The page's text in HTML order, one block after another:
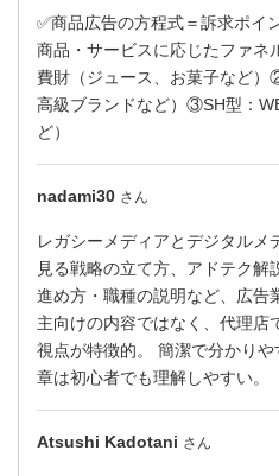
✅商品広告の方程式＝訴求ポイ
商品・サービスに応じたファ
費財（ジュース、お菓子など）
高級ブランドなど）③SH型：
ど）
nadami30 さん
レガシーメディアとデジタルメ
見る戦略の立て方、アドテク
進め方・職種の説明など、広告
主向けの内容ではなく、代理店
視点が特徴的。 簡潔で分かり
章は初心者でも理解しやすい。
Atsushi Kadotani さん